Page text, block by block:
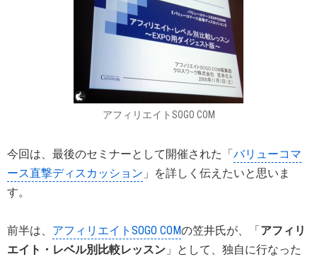
アフィリエイトSOGO COM
今回は、最後のセミナーとして開催された「バリューコマ
ース直撃ディスカッション 」を詳しく伝えたいと思いま
す。
前半は、 アフィリエイトSOGO COMの笠井氏が、「アフィリ
エイト・レベル別比較レッスン 」として、独自に行なった